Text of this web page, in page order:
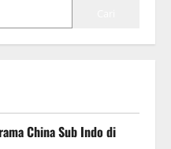
China Sub Indo di